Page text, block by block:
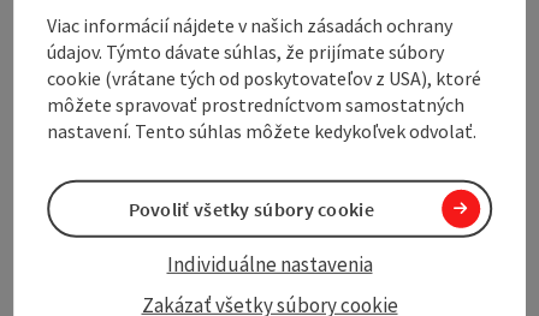
Accessibility
Print article
TOURDATA
Viac informácií nájdete v našich zásadách ochrany
údajov. Týmto dávate súhlas, že prijímate súbory
cookie (vrátane tých od poskytovateľov z USA), ktoré
môžete spravovať prostredníctvom samostatných
nastavení. Tento súhlas môžete kedykoľvek odvolať.
Zakázať všetky súbory cookie
Individuálne nastavenia
Povoliť všetky súbory cookie